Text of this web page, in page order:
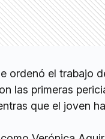
ordenó el trabajo
las primeras
que el joven